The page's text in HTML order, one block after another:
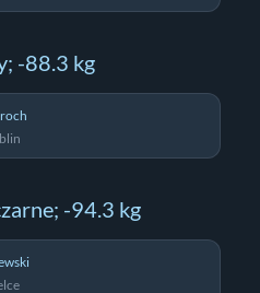
-88.3 kg
-94.3 kg